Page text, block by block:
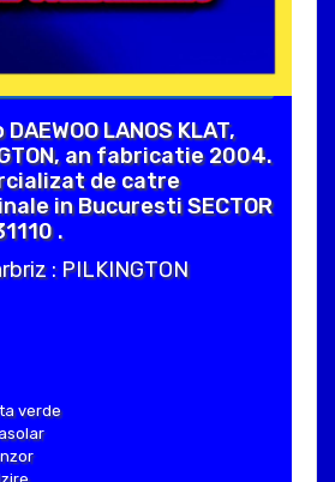
LANOS KLAT,
an fabricatie 2004.
de catre
in Bucuresti SECTOR
.
: PILKINGTON
verde